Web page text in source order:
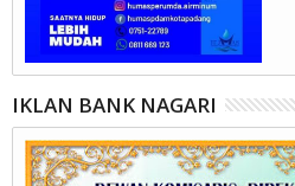
IKLAN BANK NAGARI